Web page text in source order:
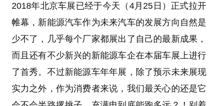
2018年北京车展已经于今天（4月25日）正式拉开
帷幕，新能源汽车作为未来汽车的发展方向自然是
少不了，几乎每个厂家都展出了自己的最新成果，
而且还有不少新兴的新能源车企在本届车展上进行
了首秀。不过新能源车年年展，除了预示未来展现
实力之外，作为消费者来说，我们最关心的还是它